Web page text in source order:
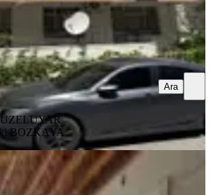
BOZKAYA
Ara
Route' Dan Bergama Bahçeli
2+1satılık Daire